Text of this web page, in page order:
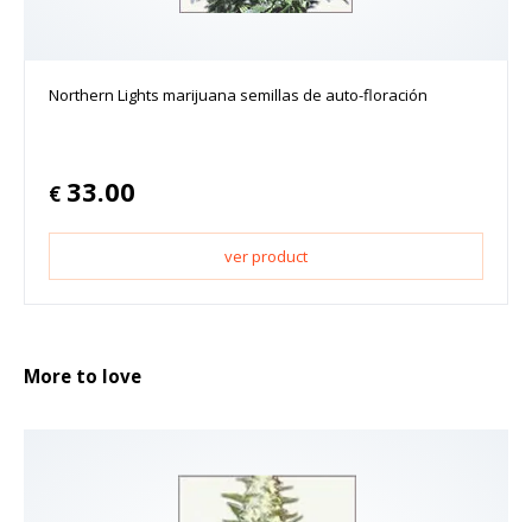
Northern Lights marijuana semillas de auto-floración
€ 33.00
ver product
More to love